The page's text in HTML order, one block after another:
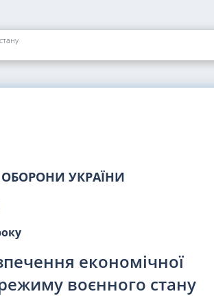
ОБОРОНИ УКРАЇНИ
економічної
воєнного стану